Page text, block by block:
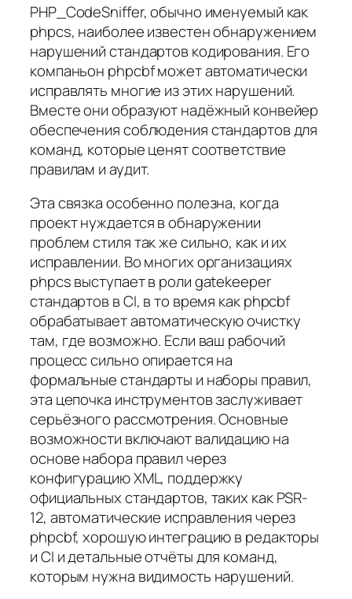
PHP_CodeSniffer, обычно именуемый как
phpcs, наиболее известен обнаружением
нарушений стандартов кодирования. Его
компаньон phpcbf может автоматически
исправлять многие из этих нарушений.
Вместе они образуют надёжный конвейер
обеспечения соблюдения стандартов для
команд, которые ценят соответствие
правилам и аудит.
Эта связка особенно полезна, когда
проект нуждается в обнаружении
проблем стиля так же сильно, как и их
исправлении. Во многих организациях
phpcs выступает в роли gatekeeper
стандартов в CI, в то время как phpcbf
обрабатывает автоматическую очистку
там, где возможно. Если ваш рабочий
процесс сильно опирается на
формальные стандарты и наборы правил,
эта цепочка инструментов заслуживает
серьёзного рассмотрения. Основные
возможности включают валидацию на
основе набора правил через
конфигурацию XML, поддержку
официальных стандартов, таких как PSR-
12, автоматические исправления через
phpcbf, хорошую интеграцию в редакторы
и CI и детальные отчёты для команд,
которым нужна видимость нарушений.